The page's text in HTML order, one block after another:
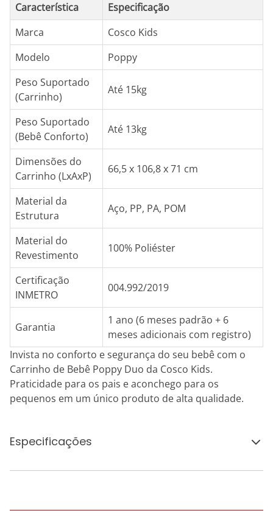
Característica
Especificação
Marca
Cosco Kids
Modelo
Poppy
Peso Suportado
(Carrinho)
Até 15kg
Peso Suportado
(Bebê Conforto)
Até 13kg
Dimensões do
Carrinho (LxAxP)
66,5 x 106,8 x 71 cm
Material da
Estrutura
Aço, PP, PA, POM
Material do
Revestimento
100% Poliéster
Certificação
INMETRO
004.992/2019
Garantia
1 ano (6 meses padrão + 6
meses adicionais com registro)
Invista no conforto e segurança do seu bebê com o
Carrinho de Bebê Poppy Duo da Cosco Kids.
Praticidade para os pais e aconchego para os
pequenos em um único produto de alta qualidade.
Especificações